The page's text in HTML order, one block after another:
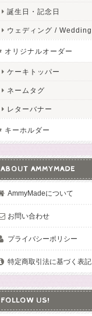
誕生日・記念日
ウェディング / Wedding
オリジナルオーダー
ケーキトッパー
ネームタグ
レターバナー
キーホルダー
ABOUT AMMYMADE
AmmyMadeについて
お問い合わせ
プライバシーポリシー
特定商取引法に基づく表記
FOLLOW US!